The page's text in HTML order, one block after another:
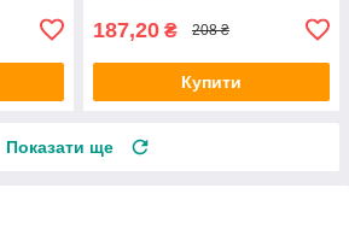
187,20 ₴ 208 ₴
Купити
Показати ще